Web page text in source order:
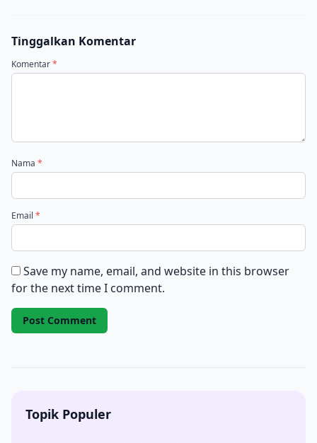
Tinggalkan Komentar
Komentar*
Nama *
Email *
Save my name, email, and website in this browser
for the next time I comment.
Topik Populer